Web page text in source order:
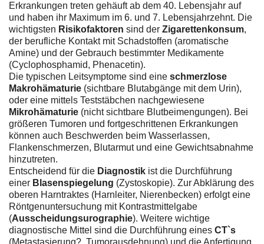
Erkrankungen treten gehäuft ab dem 40. Lebensjahr auf
und haben ihr Maximum im 6. und 7. Lebensjahrzehnt. Die
wichtigsten Risikofaktoren sind der Zigarettenkonsum,
der berufliche Kontakt mit Schadstoffen (aromatische
Amine) und der Gebrauch bestimmter Medikamente
(Cyclophosphamid, Phenacetin).
Die typischen Leitsymptome sind eine schmerzlose
Makrohämaturie (sichtbare Blutabgänge mit dem Urin),
oder eine mittels Teststäbchen nachgewiesene
Mikrohämaturie (nicht sichtbare Blutbeimengungen). Bei
größeren Tumoren und fortgeschrittenen Erkrankungen
können auch Beschwerden beim Wasserlassen,
Flankenschmerzen, Blutarmut und eine Gewichtsabnahme
hinzutreten.
Entscheidend für die Diagnostik ist die Durchführung
einer Blasenspiegelung (Zystoskopie). Zur Abklärung des
oberen Harntraktes (Harnleiter, Nierenbecken) erfolgt eine
Röntgenuntersuchung mit Kontrastmittelgabe
(Ausscheidungsurographie). Weitere wichtige
diagnostische Mittel sind die Durchführung eines CT`s
(Metastasierung?, Tumorausdehnung) und die Anfertigung